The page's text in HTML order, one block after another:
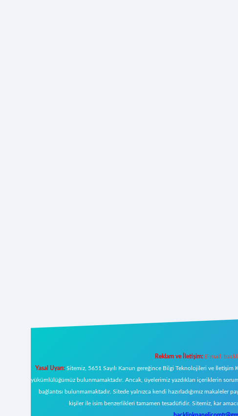
Reklam ve İletişim: E-mail:
Yasal Uyarı:Sitemiz, 5651 Sayılı Kanun gereğince Bilgi Teknolojileri ve İletişim
yükümlülüğümüz bulunmamaktadır. Ancak, üyelerimiz yazdıkları içeriklerin
bağlantısı bulunmamaktadır. Sitede yalnızca kendi hazırladığımız
kişiler ile isim benzerlikleri tamamen tesadüfidir. Sitemiz, kar